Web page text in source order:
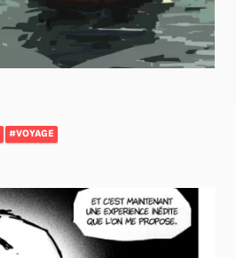
#VOYAGE